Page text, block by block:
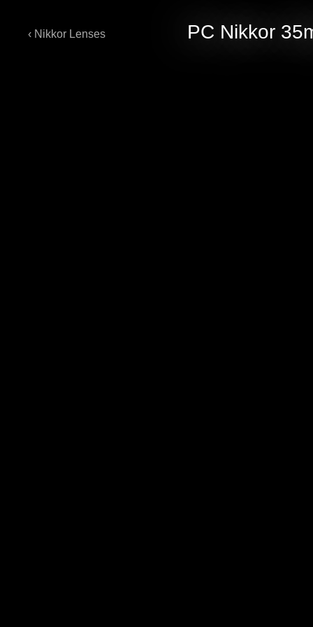
PC Nikkor
‹ Nikkor Lenses